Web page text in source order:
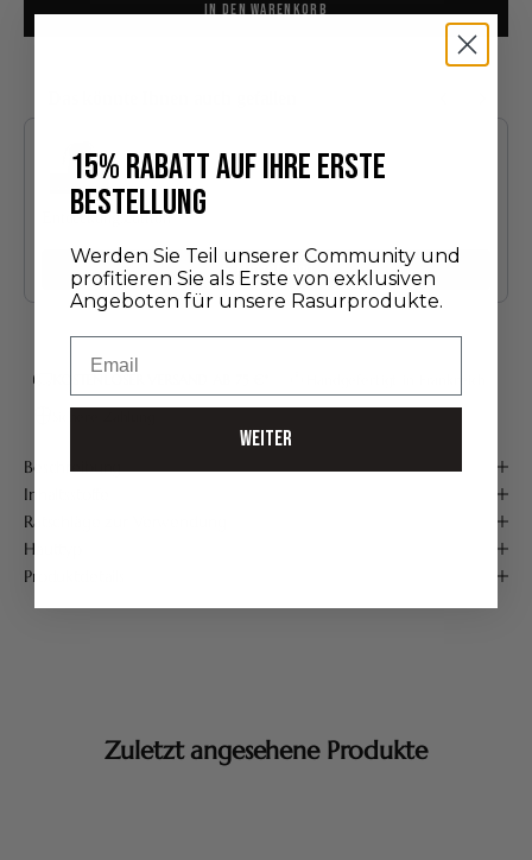
IN DEN WARENKORB
Entdeckungsedition
Hinzufügen
Beschreibung
Inhaltsstoffe
Ratschläge zur Verwendung
Hauttyp
Produktdetails
Zuletzt angesehene Produkte
15% RABATT AUF IHRE ERSTE
BESTELLUNG
Werden Sie Teil unserer Community und
profitieren Sie als Erste von exklusiven
Angeboten für unsere Rasurprodukte.
WEITER